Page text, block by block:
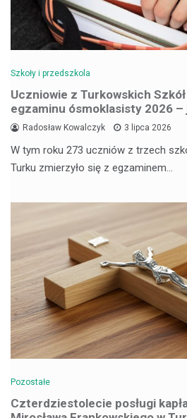
Szkoły i przedszkola
Uczniowie z Turkowskich
egzaminu ósmoklasisty 2026 –
Radosław Kowalczyk 3 lipca 2026
W tym roku 273 uczniów z trzech
Turku zmierzyło się z egzaminem…
Pozostałe
Czterdziestolecie posługi